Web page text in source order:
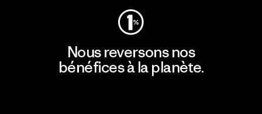
Nous reversons nos
bénéfices à la planète.